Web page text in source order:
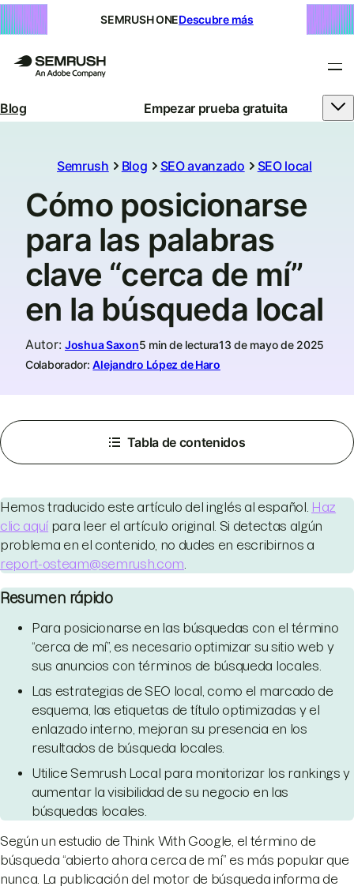
SEMRUSH ONEDescubre más
Blog Empezar prueba gratuita
Semrush Blog SEO avanzado SEO local
Cómo posicionarse
para las palabras
clave “cerca de mí”
en la búsqueda local
Autor: Joshua Saxon5 min de lectura13 de mayo de 2025
Colaborador: Alejandro López de Haro
Tabla de contenidos
Hemos traducido este artículo del inglés al español. Haz
clic aquí para leer el artículo original. Si detectas algún
problema en el contenido, no dudes en escribirnos a
report-osteam@semrush.com
Resumen rápido
Para posicionarse en las búsquedas con el término
“cerca de mí”, es necesario optimizar su sitio web y
sus anuncios con términos de búsqueda locales.
Las estrategias de SEO local, como el marcado de
esquema, las etiquetas de título optimizadas y el
enlazado interno, mejoran su presencia en los
resultados de búsqueda locales.
Utilice Semrush Local para monitorizar los rankings y
aumentar la visibilidad de su negocio en las
búsquedas locales.
Según un estudio de Think With Google, el término de
búsqueda “abierto ahora cerca de mí” es más popular que
nunca. La publicación del motor de búsqueda informa de